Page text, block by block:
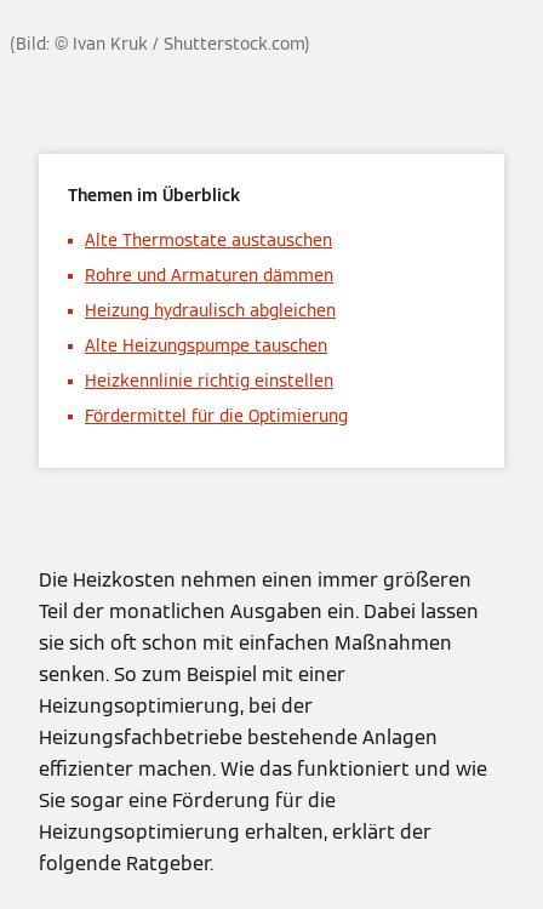
(Bild: © Ivan Kruk / Shutterstock.com)
Themen im Überblick
Alte Thermostate austauschen
Rohre und Armaturen dämmen
Heizung hydraulisch abgleichen
Alte Heizungspumpe tauschen
Heizkennlinie richtig einstellen
Fördermittel für die Optimierung
Die Heizkosten nehmen einen immer größeren
Teil der monatlichen Ausgaben ein. Dabei lassen
sie sich oft schon mit einfachen Maßnahmen
senken. So zum Beispiel mit einer
Heizungsoptimierung, bei der
Heizungsfachbetriebe bestehende Anlagen
effizienter machen. Wie das funktioniert und wie
Sie sogar eine Förderung für die
Heizungsoptimierung erhalten, erklärt der
folgende Ratgeber.